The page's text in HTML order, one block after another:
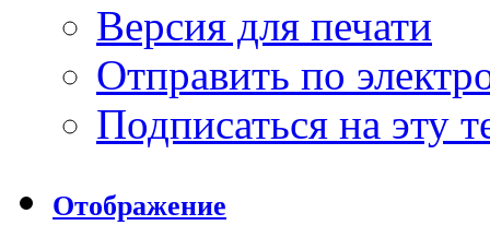
Версия для печати
Отправить по
Подписаться на эту
Отображение